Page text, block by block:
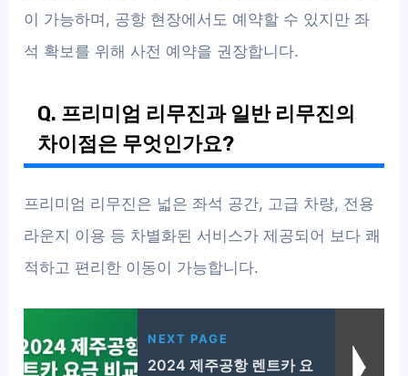
이 가능하며, 공항 현장에서도 예약할 수 있지만 좌
석 확보를 위해 사전 예약을 권장합니다.
Q. 프리미엄 리무진과 일반 리무진의
차이점은 무엇인가요?
프리미엄 리무진은 넓은 좌석 공간, 고급 차량, 전용
라운지 이용 등 차별화된 서비스가 제공되어 보다 쾌
적하고 편리한 이동이 가능합니다.
NEXT PAGE
2024 제주공항 렌트카 요